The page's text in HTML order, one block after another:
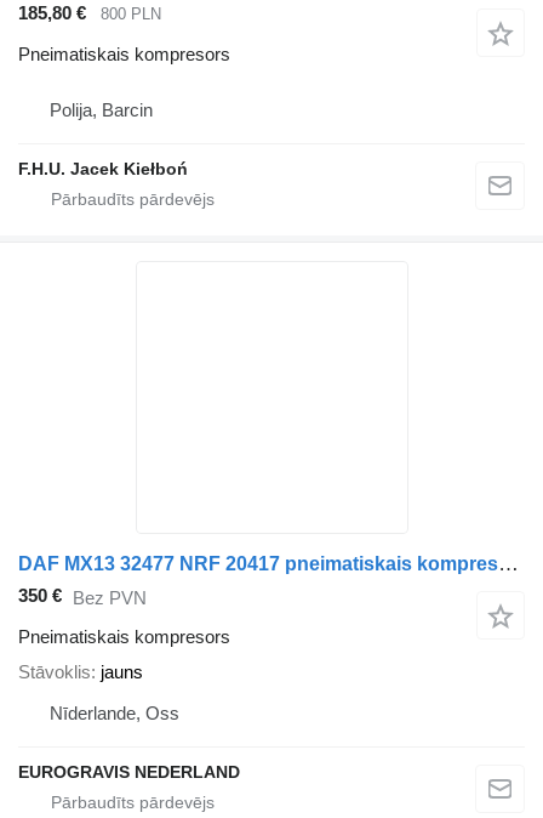
185,80 €
800 PLN
Pneimatiskais kompresors
Polija, Barcin
F.H.U. Jacek Kiełboń
DAF MX13 32477 NRF 20417 pneimatiskais kompresors paredzēts DAF XF105 10.05 vilcēja
350 € Bez PVN
Pneimatiskais kompresors
Stāvoklis jauns
Nīderlande, Oss
EUROGRAVIS NEDERLAND